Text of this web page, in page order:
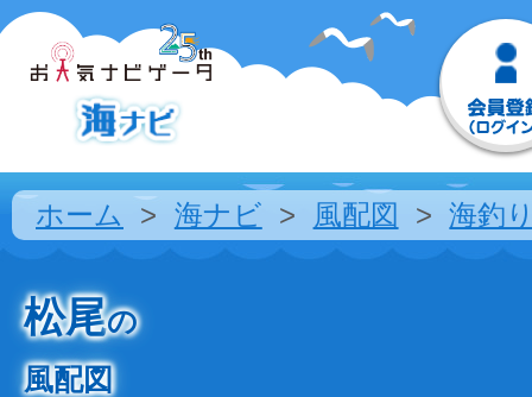
ホーム 海ナビ 風配図 海釣
松尾の
風配図